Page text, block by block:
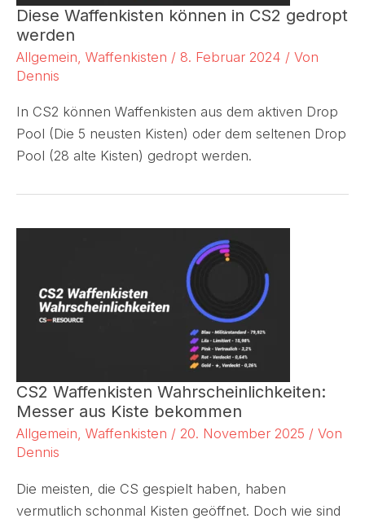
Diese Waffenkisten können in CS2 gedropt
werden
Allgemein Waffenkisten / 8. Februar 2024 / Von
Dennis
In CS2 können Waffenkisten aus dem aktiven Drop
Pool (Die 5 neusten Kisten) oder dem seltenen Drop
Pool (28 alte Kisten) gedropt werden.
CS2 Waffenkisten Wahrscheinlichkeiten:
Messer aus Kiste bekommen
Allgemein, Waffenkisten / 20. November 2025 / Von
Dennis
Die meisten, die CS gespielt haben, haben
vermutlich schonmal Kisten geöffnet. Doch wie sind